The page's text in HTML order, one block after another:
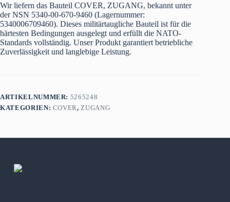
Wir liefern das Bauteil COVER, ZUGANG, bekannt unter
der NSN 5340-00-670-9460 (Lagernummer:
5340006709460). Dieses militärtaugliche Bauteil ist für die
härtesten Bedingungen ausgelegt und erfüllt die NATO-
Standards vollständig. Unser Produkt garantiert betriebliche
Zuverlässigkeit und langlebige Leistung.
ARTIKELNUMMER: 5265248
KATEGORIEN: COVER, ZUGANG